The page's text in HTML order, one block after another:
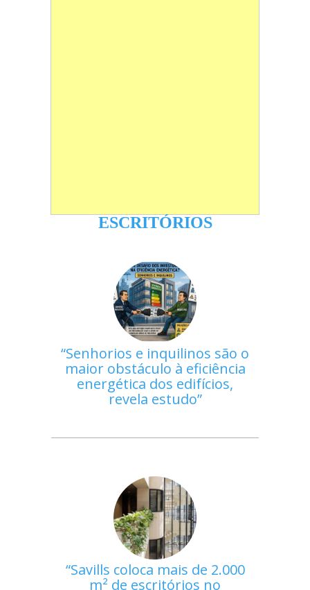
ESCRITÓRIOS
Senhorios e inquilinos são o
maior obstáculo à eficiência
energética dos edifícios,
revela estudo
Savills coloca mais de 2.000
m² de escritórios no